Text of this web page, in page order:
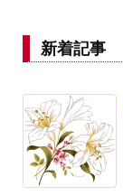
新着記事